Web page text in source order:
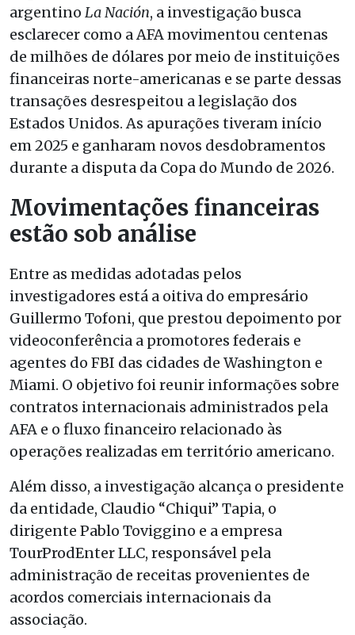
argentino La Nación, a investigação busca
esclarecer como a AFA movimentou centenas
de milhões de dólares por meio de instituições
financeiras norte-americanas e se parte dessas
transações desrespeitou a legislação dos
Estados Unidos. As apurações tiveram início
em 2025 e ganharam novos desdobramentos
durante a disputa da Copa do Mundo de 2026.
Movimentações financeiras
estão sob análise
Entre as medidas adotadas pelos
investigadores está a oitiva do empresário
Guillermo Tofoni, que prestou depoimento por
videoconferência a promotores federais e
agentes do FBI das cidades de Washington e
Miami. O objetivo foi reunir informações sobre
contratos internacionais administrados pela
AFA e o fluxo financeiro relacionado às
operações realizadas em território americano.
Além disso, a investigação alcança o presidente
da entidade, Claudio “Chiqui” Tapia, o
dirigente Pablo Toviggino e a empresa
TourProdEnter LLC, responsável pela
administração de receitas provenientes de
acordos comerciais internacionais da
associação.